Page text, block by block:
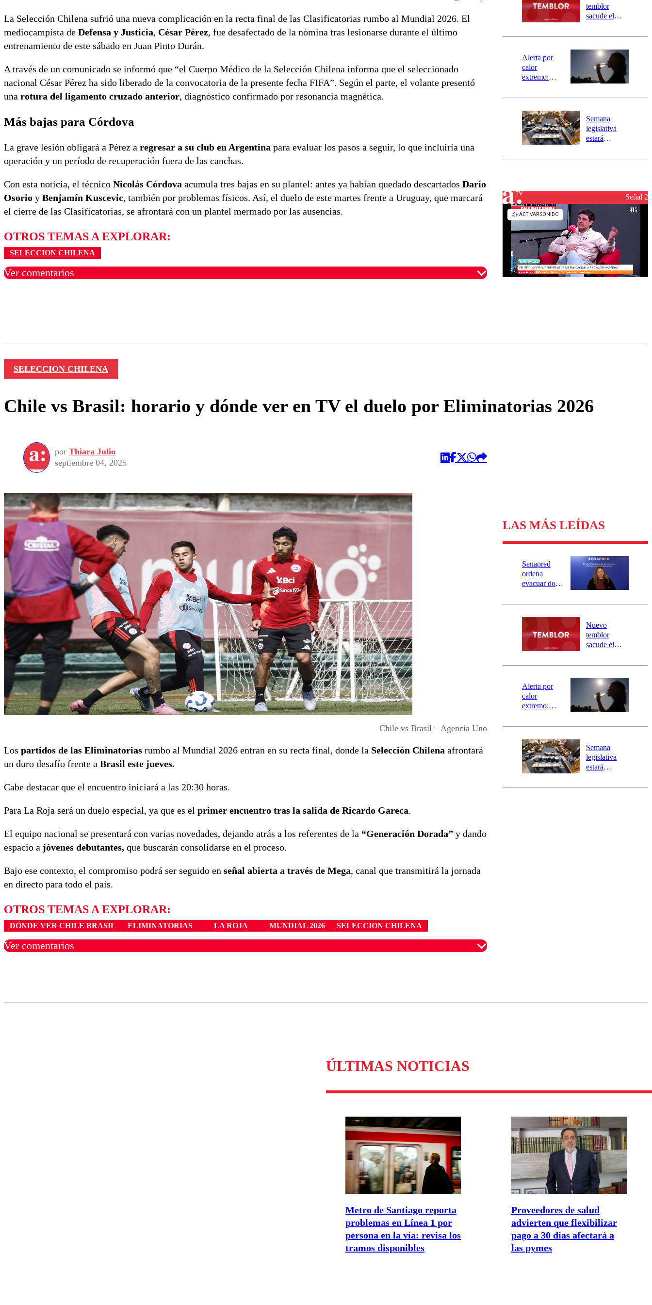
La Selección Chilena sufrió una nueva complicación en la recta final de las Clasificatorias rumbo al Mundial 2026. El
mediocampista de Defensa y Justicia, César Pérez, fue desafectado de la nómina tras lesionarse durante el último
entrenamiento de este sábado en Juan Pinto Durán.
A través de un comunicado se informó que “el Cuerpo Médico de la Selección Chilena informa que el seleccionado
nacional César Pérez ha sido liberado de la convocatoria de la presente fecha FIFA”. Según el parte, el volante presentó
una rotura del ligamento cruzado anterior, diagnóstico confirmado por resonancia magnética.
Más bajas para Córdova
La grave lesión obligará a Pérez a regresar a su club en Argentina para evaluar los pasos a seguir, lo que incluiría una
operación y un período de recuperación fuera de las canchas.
Con esta noticia, el técnico Nicolás Córdova acumula tres bajas en su plantel: antes ya habían quedado descartados Darío
Osorio y Benjamín Kuscevic, también por problemas físicos. Así, el duelo de este martes frente a Uruguay, que marcará
el cierre de las Clasificatorias, se afrontará con un plantel mermado por las ausencias.
OTROS TEMAS A EXPLORAR:
SELECCION CHILENA
Ver comentarios
activa
mensajería
SAE
temblor
sacude el
revisa la
epicentro
Alerta por
calor
extremo:
activa Alerta
Preventiva en
tres comunas
Semana
legislativa
estará
el fin de la
reconstrucciónSeñal 2
SELECCION CHILENA
Chile vs Brasil: horario y dónde ver en TV el duelo por Eliminatorias 2026
por Thiara Julio
septiembre 04, 2025
Chile vs Brasil – Agencia Uno
Los partidos de las Eliminatorias rumbo al Mundial 2026 entran en su recta final, donde la Selección Chilena afrontará
un duro desafío frente a Brasil este jueves.
Cabe destacar que el encuentro iniciará a las 20:30 horas.
Para La Roja será un duelo especial, ya que es el primer encuentro tras la salida de Ricardo Gareca.
El equipo nacional se presentará con varias novedades, dejando atrás a los referentes de la “Generación Dorada” y dando
espacio a jóvenes debutantes, que buscarán consolidarse en el proceso.
Bajo ese contexto, el compromiso podrá ser seguido en señal abierta a través de Mega, canal que transmitirá la jornada
en directo para todo el país.
OTROS TEMAS A EXPLORAR:
DÓNDE VER CHILE BRASIL ELIMINATORIAS LA ROJA MUNDIAL 2026 SELECCION CHILENA
Ver comentarios
LAS MÁS LEÍDAS
Senapred
ordena
evacuar dos
Carahue por
río Damas:
activa
mensajería
SAE
Nuevo
temblor
sacude el
revisa la
epicentro
Alerta por
calor
extremo:
activa Alerta
Preventiva en
tres comunas
Semana
legislativa
estará
el fin de la
ÚLTIMAS NOTICIAS
Metro de Santiago reporta
problemas en Línea 1 por
persona en la vía: revisa los
tramos disponibles
Proveedores de salud
advierten que flexibilizar
pago a 30 días afectará a
las pymes